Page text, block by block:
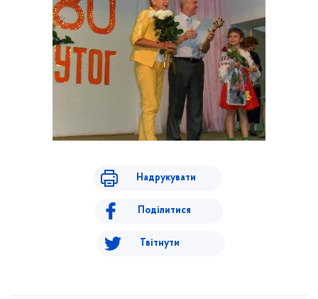
Надрукувати
Поділитися
Твітнути